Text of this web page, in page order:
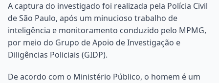
A captura do investigado foi realizada pela Polícia Civil
de São Paulo, após um minucioso trabalho de
inteligência e monitoramento conduzido pelo MPMG,
por meio do Grupo de Apoio de Investigação e
Diligências Policiais (GIDP).
De acordo com o Ministério Público, o homem é um